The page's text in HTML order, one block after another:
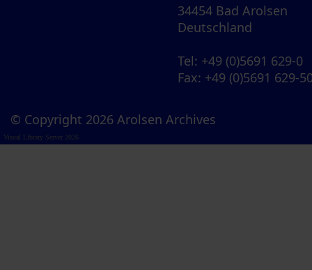
34454 Bad Arolsen
Deutschland
Tel: +49 (0)5691 629-0
Fax: +49 (0)5691 629-
© Copyright 2026 Arolsen Archives
Visual Library Server 2026